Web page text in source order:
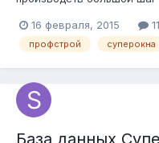
нуждаются в грамотной
компания предлагает Вам
16 февраля, 2015
профстрой суперокна
База данных